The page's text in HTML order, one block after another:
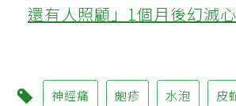
還有人照顧」1個月後幻滅
神經痛 皰疹 水泡 皮